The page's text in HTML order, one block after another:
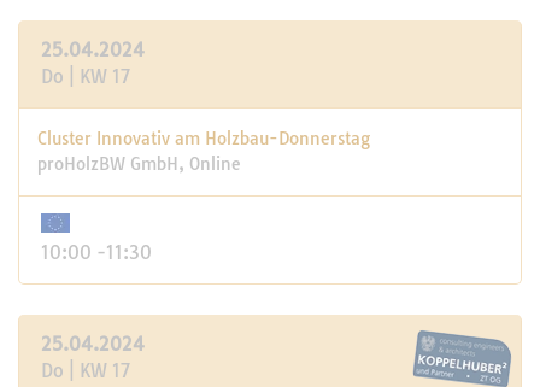
25.04.2024
Do | KW 17
Cluster Innovativ am Holzbau-Donnerstag
proHolzBW GmbH, Online
10:00 -11:30
25.04.2024
Do | KW 17